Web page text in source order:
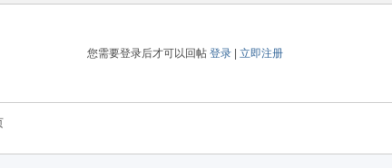
您需要登录后才可以回帖 登录| 立即注册